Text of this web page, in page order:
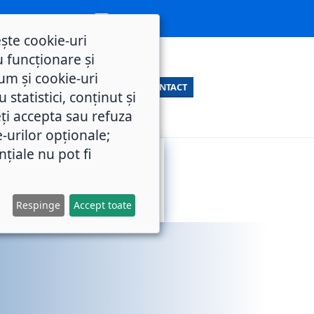
CONTACT
cookie-uri
funcționare și
și cookie-uri
statistici, conținut și
accepta sau refuza
urilor opționale;
nu pot fi
Respinge Accept toate